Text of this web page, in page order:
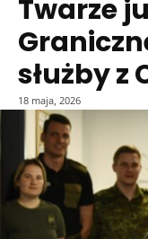
Twarze
służby z
18 maja, 2026